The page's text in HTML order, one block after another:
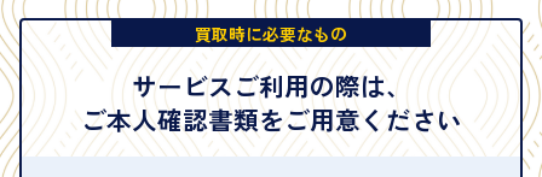
買取時に必要なもの
サービスご利用の際は、
ご本人確認書類をご用意ください